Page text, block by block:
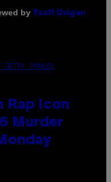
by Ysolt Usigan
IMAGES
Rap Icon
Murder